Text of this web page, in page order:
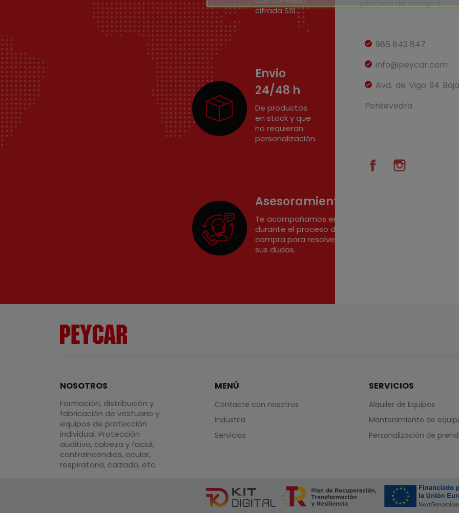
cifrada SSL.
Envio
24/48 h
De productos
en stock y que
no requieran
personalización.
Asesoramiento
Te acompañamos en
durante el proceso de
compra para resolver
sus dudas.
proceso de compra.
986 842 847
info@peycar.com
Avd. de Vigo 94
Pontevedra
Facebook
NOSOTROS
Formación, distribución y
fabricación de vestuario y
equipos de protección
individual. Protección
auditiva, cabeza y facial,
contraincendios, ocular,
respiratoria, calzado, etc.
MENÚ
Contacte con nosotros
Industria
Servicios
SERVICIOS
Alquiler de Equipos
Mantenimiento de
Personalización de